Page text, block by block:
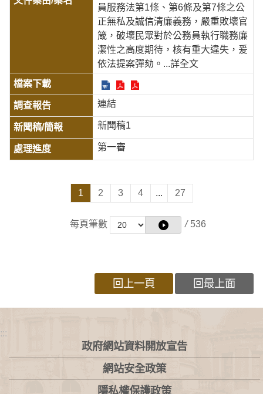
員服務法第1條、第6條及第7條之公
正無私及誠信清廉義務，嚴重敗壞官
箴，破壞民眾對於公務員執行職務廉
潔性之高度期待，核有重大違失，爰
依法提案彈劾。 ...詳全文
連結
新聞稿1
第一審
1 2 3 4 ... 27
每頁筆數 / 536
回上一頁 回最上面
:::
政府網站資料開放宣告
網站安全政策
隱私權保護政策